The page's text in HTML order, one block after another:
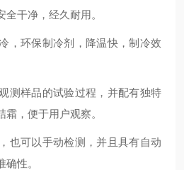
干净，经久耐用。
，环保制冷剂，降温快，制冷效
测样品的试验过程，并配有独特
，便于用户观察。
也可以手动检测，并且具有自动
性。